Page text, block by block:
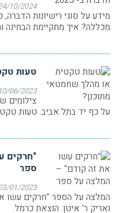
10/2024
מידע על סוגי רישיונות
מכללה? איך מתקיימת
טעות
10/06/2023
צילומים
על כף יד בתל אביב. טעות
"חרקים
ספר
01/2023
המלצה על הספר "חרקים עשו
ואריק ר' איטן. הוצאת כרמל.